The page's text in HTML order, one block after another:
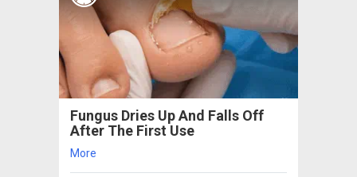
Fungus Dries Up And Falls Off
After The First Use
More